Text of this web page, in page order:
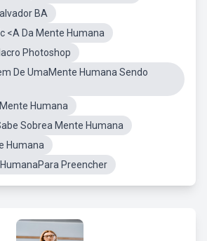
BA
<A Da Mente Humana
Photoshop
De UmaMente Humana Sendo
Humana
Sobrea Mente Humana
Humana
Preencher